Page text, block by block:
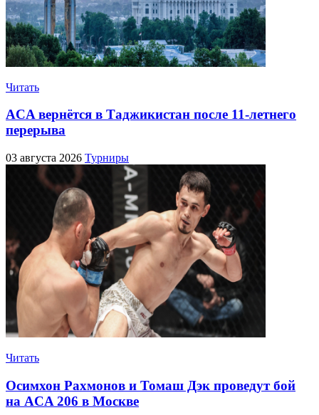
Читать
ACA вернётся в Таджикистан после 11-летнего
перерыва
03 августа 2026 Турниры
Читать
Осимхон Рахмонов и Томаш Дэк проведут бой
на ACA 206 в Москве